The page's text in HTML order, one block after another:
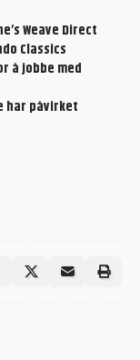
Weave Direct
Classics
å jobbe med
har påvirket